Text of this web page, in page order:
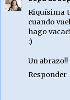
Riquísima
cuando
hago
:)
Un abrazo!!
Responder